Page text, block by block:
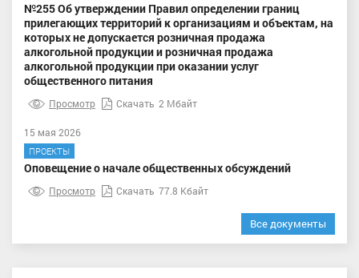
№255 Об утверждении Правил определении границ
прилегающих территорий к организациям и объектам, на
которых не допускается розничная продажа
алкогольной продукции и розничная продажа
алкогольной продукции при оказании услуг
общественного питания
Просмотр Скачать 2 Мбайт
15 мая 2026
ПРОЕКТЫ
Оповещение о начале общественных обсуждений
Просмотр Скачать 77.8 Кбайт
Все документы